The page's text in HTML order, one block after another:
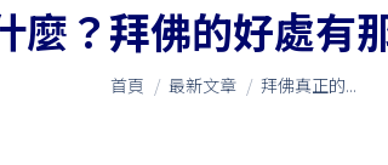
麼？拜佛的好處有
您在這裡：
首頁 最新文章 拜佛真正的...